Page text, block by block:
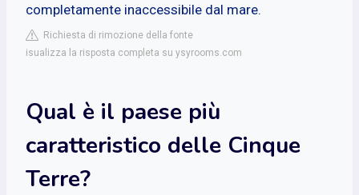
completamente inaccessibile dal mare.
Richiesta di rimozione della fonte
isualizza la risposta completa su ysyrooms.com
Qual è il paese più
caratteristico delle Cinque
Terre?